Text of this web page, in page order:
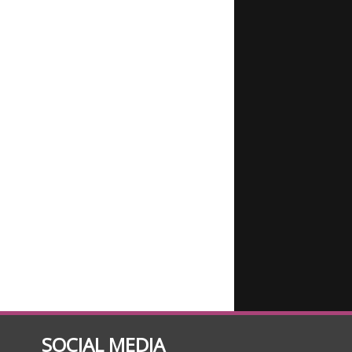
SOCIAL MEDIA